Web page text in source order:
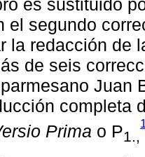
es sustituido
el segundo
la redacción de
de seis
Juan
completa
Prima o P1.,